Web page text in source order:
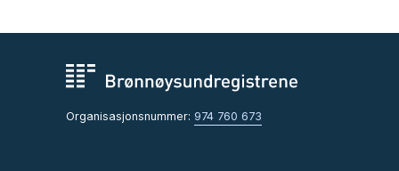
Organisasjonsnummer: 974 760 673